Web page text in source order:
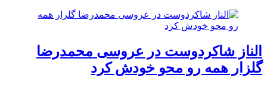
الناز شاکردوست در عروسی محمدرضا
گلزار همه رو محو خودش کرد